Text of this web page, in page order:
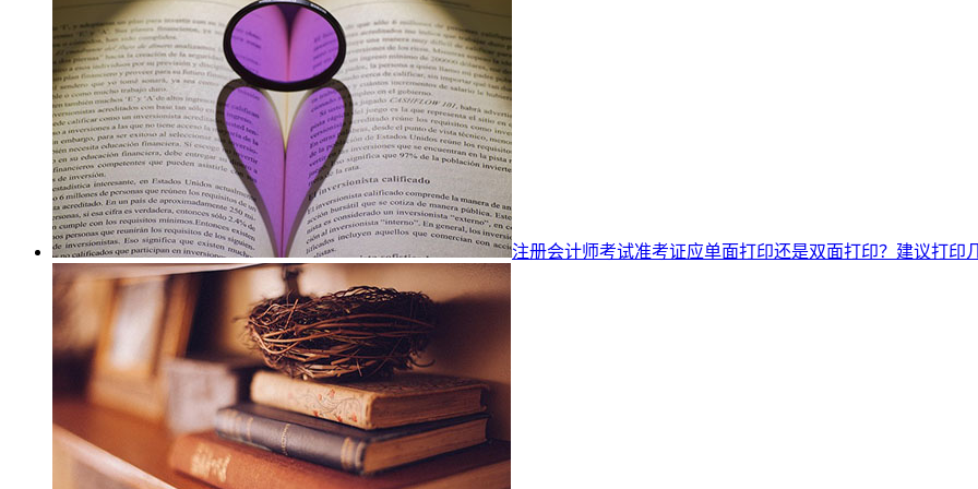
注册会计师考试准考证应单面打印还是双面打印？建议打印